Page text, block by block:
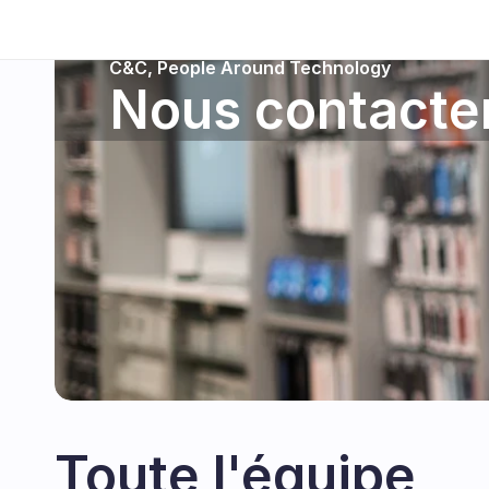
C&C, People Around Technology
Nous
Toute l'équipe